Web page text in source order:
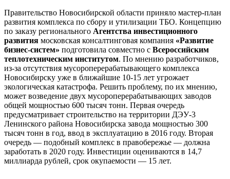
Правительство Новосибирской области приняло мастер-план
развития комплекса по сбору и утилизации ТБО. Концепцию
по заказу регионального Агентства инвестиционного
развития московская консалтинговая компания «Развитие
бизнес-систем» подготовила совместно с Всероссийским
теплотехническим институтом. По мнению разработчиков,
из-за отсутствия мусороперерабатывающего комплекса
Новосибирску уже в ближайшие 10-15 лет угрожает
экологическая катастрофа. Решить проблему, по их мнению,
может возведение двух мусороперерабатывающих заводов
общей мощностью 600 тысяч тонн. Первая очередь
предусматривает строительство на территории ДЭУ-3
Ленинского района Новосибирска завода мощностью 300
тысяч тонн в год, ввод в эксплуатацию в 2016 году. Вторая
очередь — подобный комплекс в правобережье — должна
заработать в 2020 году. Инвестиции оцениваются в 14,7
миллиарда рублей, срок окупаемости — 15 лет.